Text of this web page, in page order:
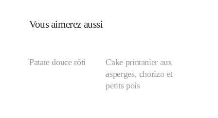
Vous aimerez aussi
Patate douce rôti
Cake printanier aux
asperges, chorizo et
petits pois